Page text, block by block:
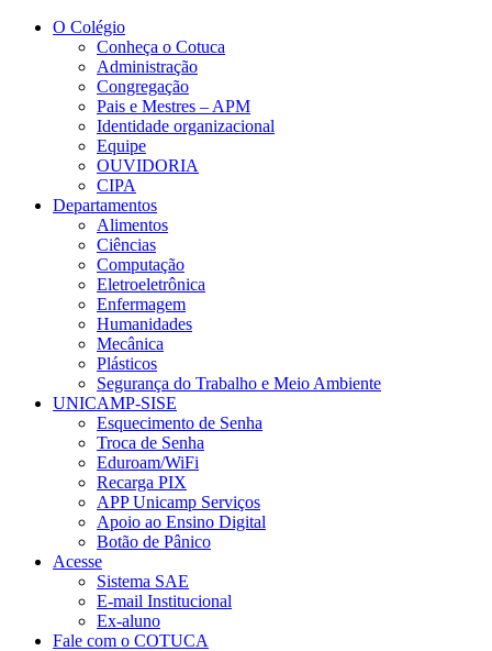
Conteúdo principal
O Colégio
Conheça o Cotuca
Administração
Congregação
Pais e Mestres – APM
Identidade organizacional
Equipe
OUVIDORIA
CIPA
Departamentos
Alimentos
Ciências
Computação
Eletroeletrônica
Enfermagem
Humanidades
Mecânica
Plásticos
Segurança do Trabalho e Meio Ambiente
UNICAMP-SISE
Esquecimento de Senha
Troca de Senha
Eduroam/WiFi
Recarga PIX
APP Unicamp Serviços
Apoio ao Ensino Digital
Botão de Pânico
Acesse
Sistema SAE
E-mail Institucional
Ex-aluno
Fale com o COTUCA